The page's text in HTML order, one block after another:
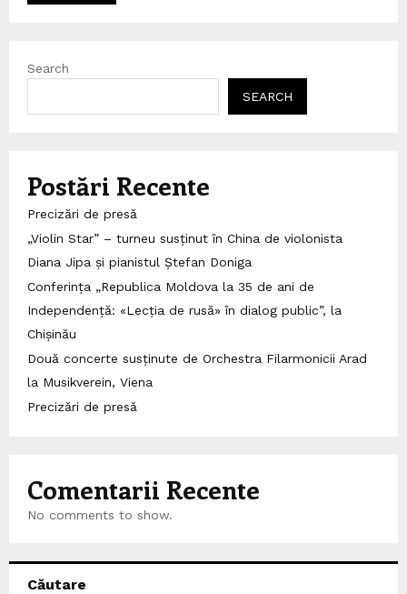
Search
SEARCH
Postări Recente
Precizări de presă
„Violin Star” – turneu susținut în China de violonista
Diana Jipa și pianistul Ștefan Doniga
Conferința „Republica Moldova la 35 de ani de
Independență: «Lecția de rusă» în dialog public”, la
Chișinău
Două concerte susținute de Orchestra Filarmonicii Arad
la Musikverein, Viena
Precizări de presă
Comentarii Recente
No comments to show.
Căutare